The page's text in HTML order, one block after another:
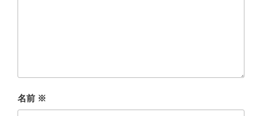
名前 ※